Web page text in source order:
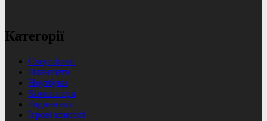
Категорії
Смартфони
Планшети
Ноутбуки
Компютери
Годинники
Ігрові консолі